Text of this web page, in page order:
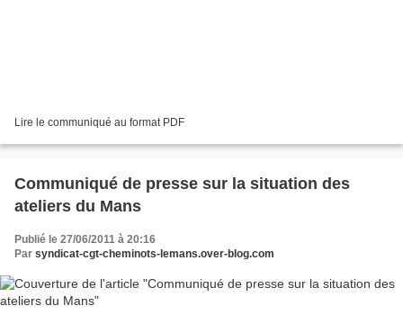
Lire le communiqué au format PDF
Communiqué de presse sur la situation des
ateliers du Mans
Publié le 27/06/2011 à 20:16
Par syndicat-cgt-cheminots-lemans.over-blog.com